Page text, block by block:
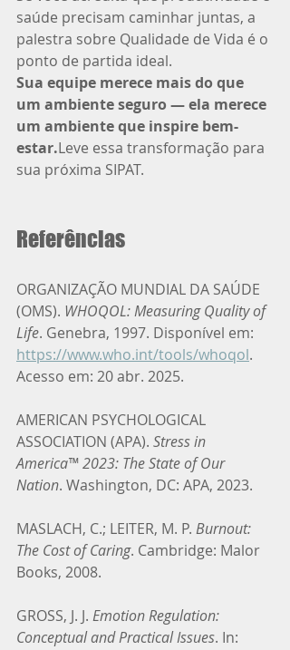
saúde precisam caminhar juntas, a
palestra sobre Qualidade de Vida é o
ponto de partida ideal.
Sua equipe merece mais do que
um ambiente seguro — ela merece
um ambiente que inspire bem-
estar.Leve essa transformação para
sua próxima SIPAT.
Referências
ORGANIZAÇÃO MUNDIAL DA SAÚDE
(OMS). WHOQOL: Measuring Quality of
Life. Genebra, 1997. Disponível em:
https://www.who.int/tools/whoqol.
Acesso em: 20 abr. 2025.
AMERICAN PSYCHOLOGICAL
ASSOCIATION (APA). Stress in
America™ 2023: The State of Our
Nation. Washington, DC: APA, 2023.
MASLACH, C.; LEITER, M. P. Burnout:
The Cost of Caring. Cambridge: Malor
Books, 2008.
GROSS, J. J. Emotion Regulation:
Conceptual and Practical Issues. In: